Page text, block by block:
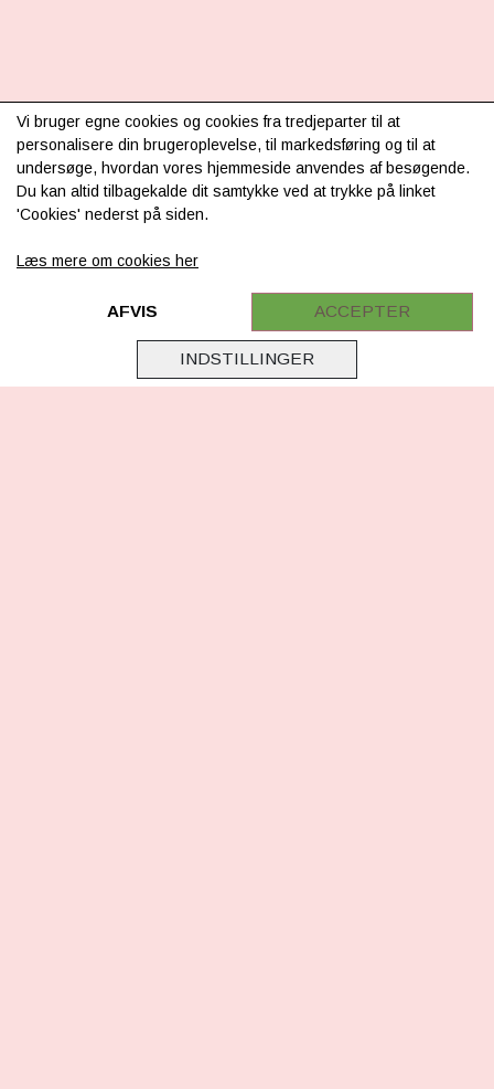
INFORMATION
Om os
Levering & betaling
Retur
Samarbejde
Virksomhedsoplysninger
Cookie & Privatlivsoplysninger
Vi bruger egne cookies og cookies fra tredjeparter til at
personalisere din brugeroplevelse, til markedsføring og til at
undersøge, hvordan vores hjemmeside anvendes af besøgende.
Du kan altid tilbagekalde dit samtykke ved at trykke på linket
'Cookies' nederst på siden.
Læs mere om cookies her
INDSTILLINGER
AFVIS ACCEPTER